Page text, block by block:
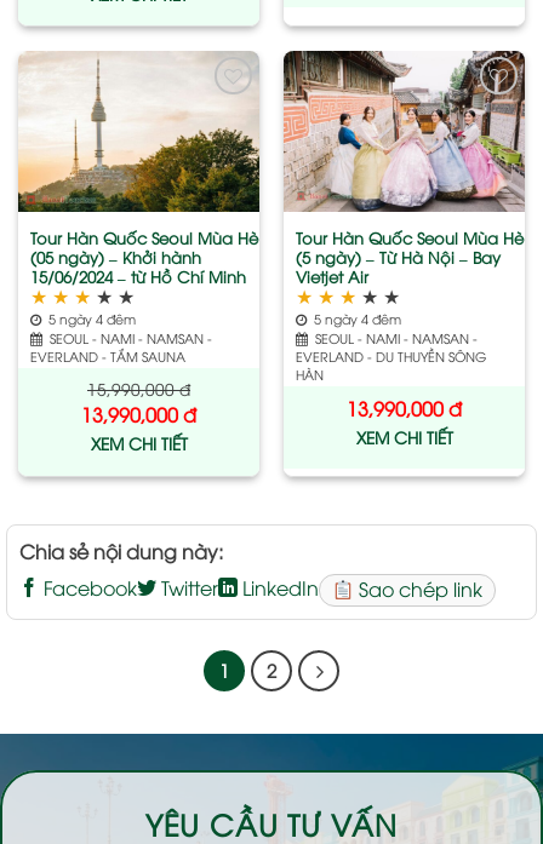
Add
to
wishlist
Tour Hàn Quốc Seoul Mùa Hè
(05 ngày) – Khởi hành
15/06/2024 – từ Hồ Chí Minh
★ ★ ★ ★ ★
5 ngày 4 đêm
SEOUL - NAMI - NAMSAN -
EVERLAND - TẮM SAUNA
15,990,000đ
13,990,000đ
XEM CHI TIẾT
Add
to
wishlist
Tour Hàn Quốc Seoul Mùa Hè
(5 ngày) – Từ Hà Nội – Bay
Vietjet Air
★ ★ ★ ★ ★
5 ngày 4 đêm
SEOUL - NAMI - NAMSAN -
EVERLAND - DU THUYỀN SÔNG
HÀN
13,990,000đ
XEM CHI TIẾT
Chia sẻ nội dung này:
Facebook
Twitter LinkedIn Sao chép link
1 2
YÊU CẦU TƯ VẤN